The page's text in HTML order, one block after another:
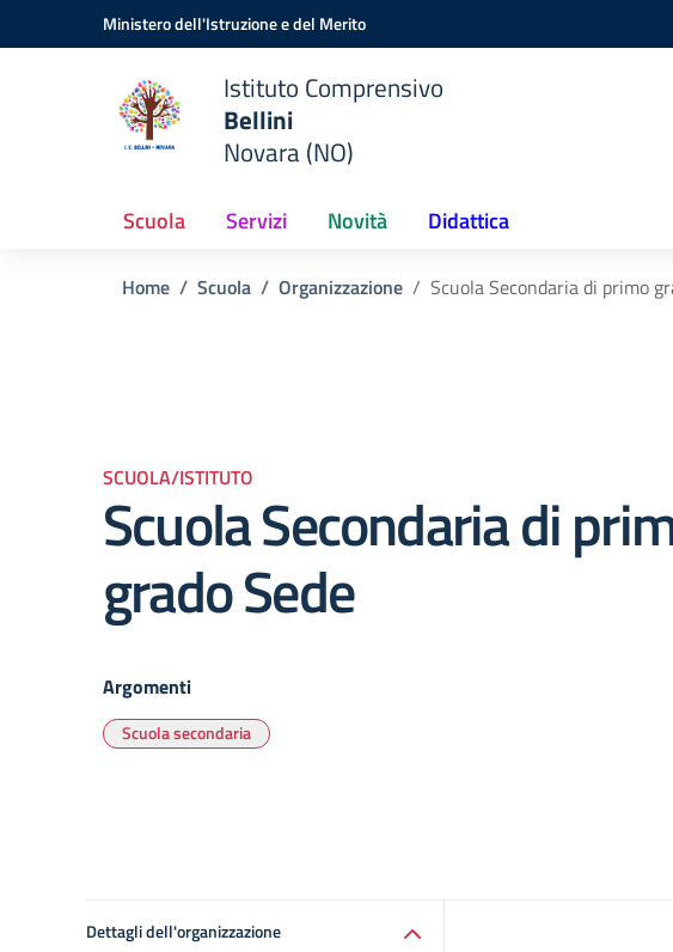
Vai ai contenuti
Vai al menu di navigazioneMinistero dell'Istruzione e del Merito
Istituto Comprensivo
Bellini
Novara (NO)
Scuola Servizi Novità Didattica
Home Scuola Organizzazione Scuola Secondaria di primo
SCUOLA/ISTITUTO
Scuola Secondaria di
grado Sede
Argomenti
Scuola secondaria
Dettagli dell'organizzazione